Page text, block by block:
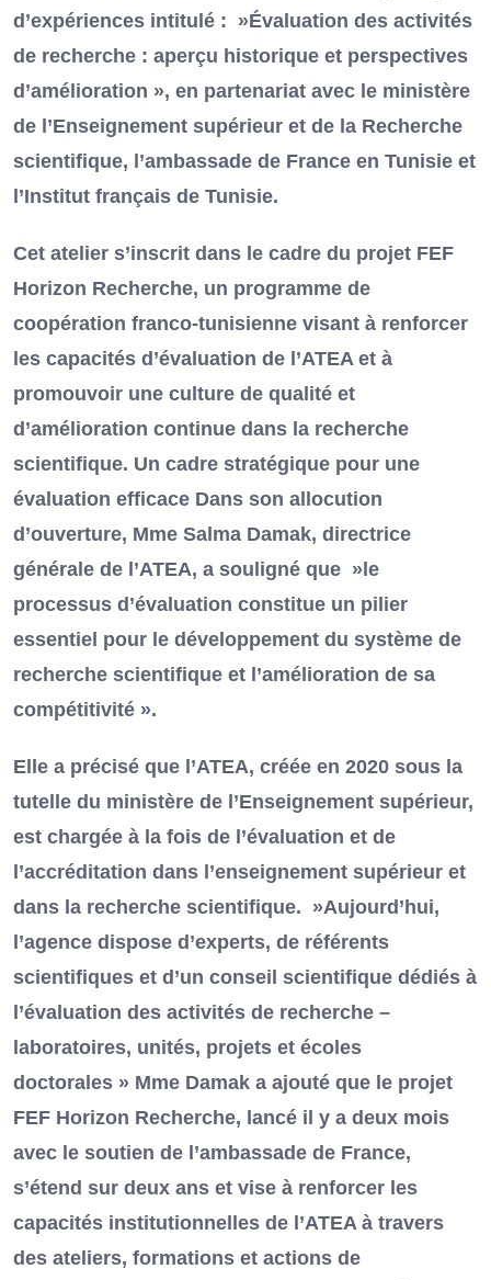
d’expériences intitulé : »Évaluation des activités
de recherche : aperçu historique et perspectives
d’amélioration », en partenariat avec le ministère
de l’Enseignement supérieur et de la Recherche
scientifique, l’ambassade de France en Tunisie et
l’Institut français de Tunisie.
Cet atelier s’inscrit dans le cadre du projet FEF
Horizon Recherche, un programme de
coopération franco-tunisienne visant à renforcer
les capacités d’évaluation de l’ATEA et à
promouvoir une culture de qualité et
d’amélioration continue dans la recherche
scientifique. Un cadre stratégique pour une
évaluation efficace Dans son allocution
d’ouverture, Mme Salma Damak, directrice
générale de l’ATEA, a souligné que »le
processus d’évaluation constitue un pilier
essentiel pour le développement du système de
recherche scientifique et l’amélioration de sa
compétitivité ».
Elle a précisé que l’ATEA, créée en 2020 sous la
tutelle du ministère de l’Enseignement supérieur,
est chargée à la fois de l’évaluation et de
l’accréditation dans l’enseignement supérieur et
dans la recherche scientifique. »Aujourd’hui,
l’agence dispose d’experts, de référents
scientifiques et d’un conseil scientifique dédiés à
l’évaluation des activités de recherche –
laboratoires, unités, projets et écoles
doctorales » Mme Damak a ajouté que le projet
FEF Horizon Recherche, lancé il y a deux mois
avec le soutien de l’ambassade de France,
s’étend sur deux ans et vise à renforcer les
capacités institutionnelles de l’ATEA à travers
des ateliers, formations et actions de